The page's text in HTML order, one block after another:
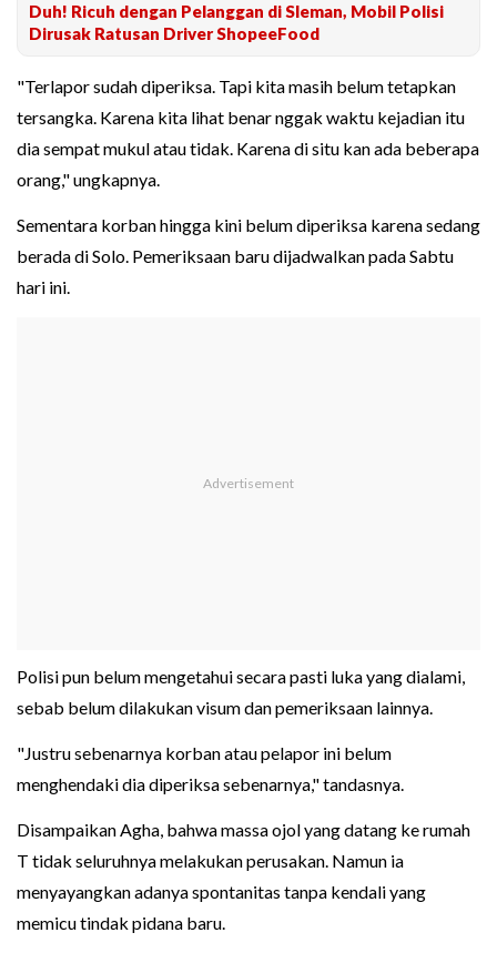
Duh! Ricuh dengan Pelanggan di Sleman, Mobil Polisi
Dirusak Ratusan Driver ShopeeFood
"Terlapor sudah diperiksa. Tapi kita masih belum tetapkan
tersangka. Karena kita lihat benar nggak waktu kejadian itu
dia sempat mukul atau tidak. Karena di situ kan ada beberapa
orang," ungkapnya.
Sementara korban hingga kini belum diperiksa karena sedang
berada di Solo. Pemeriksaan baru dijadwalkan pada Sabtu
hari ini.
Polisi pun belum mengetahui secara pasti luka yang dialami,
sebab belum dilakukan visum dan pemeriksaan lainnya.
"Justru sebenarnya korban atau pelapor ini belum
menghendaki dia diperiksa sebenarnya," tandasnya.
Disampaikan Agha, bahwa massa ojol yang datang ke rumah
T tidak seluruhnya melakukan perusakan. Namun ia
menyayangkan adanya spontanitas tanpa kendali yang
memicu tindak pidana baru.